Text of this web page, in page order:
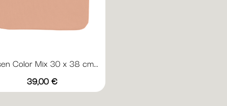
Color Mix 30 x 38 cm...
Preis
39,00 €
 Vorschau
WeinrotNachtblau
CremeMinze